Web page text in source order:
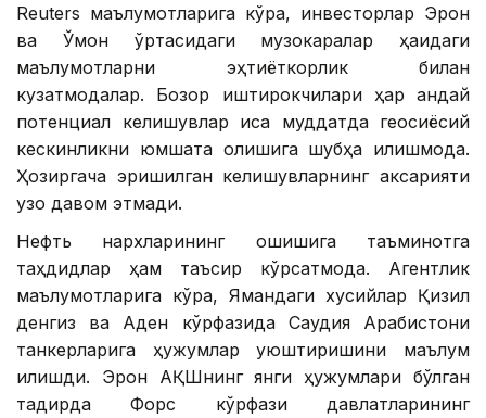
Reuters маълумотларига кўра, инвесторлар Эрон
ва Ўмон ўртасидаги музокаралар ҳақидаги
маълумотларни эҳтиёткорлик билан
кузатмоқдалар. Бозор иштирокчилари ҳар қандай
потенциал келишувлар қисқа муддатда геосиёсий
кескинликни юмшата олишига шубҳа қилишмоқда.
Ҳозиргача эришилган келишувларнинг аксарияти
узоқ давом этмади.
Нефть нархларининг ошишига таъминотга
таҳдидлар ҳам таъсир кўрсатмоқда. Агентлик
маълумотларига кўра, Ямандаги хусийлар Қизил
денгиз ва Аден кўрфазида Саудия Арабистони
танкерларига ҳужумлар уюштиришини маълум
қилишди. Эрон АҚШнинг янги ҳужумлари бўлган
тақдирда Форс кўрфази давлатларининг